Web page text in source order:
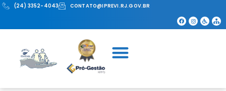
(24) 3352-4043 CONTATO@IPREVI.RJ.GOV.BR